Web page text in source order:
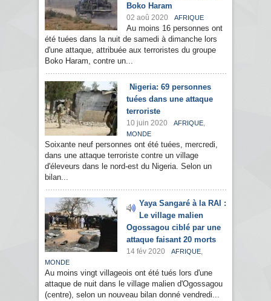
Boko Haram
02 aoû 2020 AFRIQUE
Au moins 16 personnes ont
été tuées dans la nuit de samedi à dimanche lors
d'une attaque, attribuée aux terroristes du groupe
Boko Haram, contre un...
Nigeria: 69 personnes
tuées dans une attaque
terroriste
10 juin 2020 AFRIQUE,
MONDE
Soixante neuf personnes ont été tuées, mercredi,
dans une attaque terroriste contre un village
d'éleveurs dans le nord-est du Nigeria. Selon un
bilan...
Yaya Sangaré à la RAI :
Le village malien
Ogossagou ciblé par une
attaque faisant 20 morts
14 fév 2020 AFRIQUE,
MONDE
Au moins vingt villageois ont été tués lors d'une
attaque de nuit dans le village malien d'Ogossagou
(centre), selon un nouveau bilan donné vendredi...